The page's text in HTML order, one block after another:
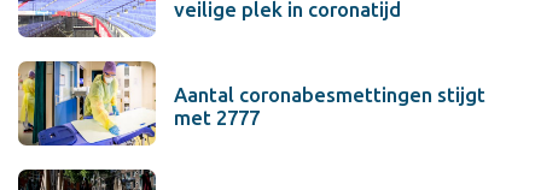
veilige plek in coronatijd
Aantal coronabesmettingen stijgt
met 2777